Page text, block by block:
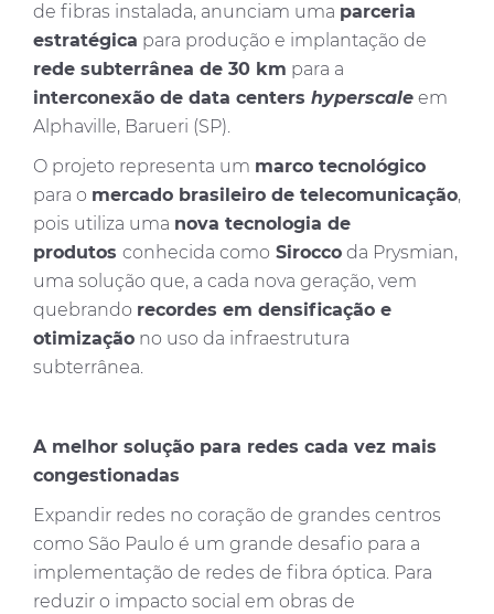
de fibras instalada, anunciam uma parceria
estratégica para produção e implantação de
rede subterrânea de 30 km para a
interconexão de data centers hyperscale em
Alphaville, Barueri (SP).
O projeto representa um marco tecnológico
para o mercado brasileiro de telecomunicação,
pois utiliza uma nova tecnologia de
produtos conhecida como Sirocco da Prysmian,
uma solução que, a cada nova geração, vem
quebrando recordes em densificação e
otimização no uso da infraestrutura
subterrânea.
A melhor solução para redes cada vez mais
congestionadas
Expandir redes no coração de grandes centros
como São Paulo é um grande desafio para a
implementação de redes de fibra óptica. Para
reduzir o impacto social em obras de